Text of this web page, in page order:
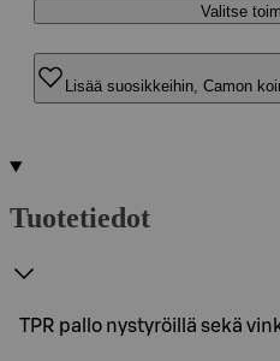
Valitse
Lisää suosikkeihin, Camon
Tuotetiedot
TPR pallo nystyröillä sekä